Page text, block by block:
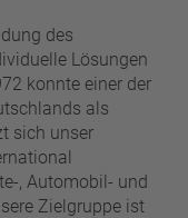
des
Lösungen
konnte einer der
als
sich unser
, Automobil- und
Zielgruppe ist